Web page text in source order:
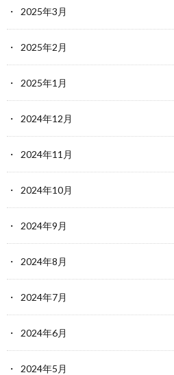
2025年3月
2025年2月
2025年1月
2024年12月
2024年11月
2024年10月
2024年9月
2024年8月
2024年7月
2024年6月
2024年5月